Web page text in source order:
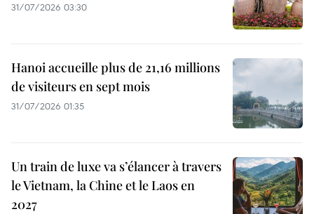
31/07/2026 03:30
Hanoi accueille plus de 21,16 millions
de visiteurs en sept mois ​
31/07/2026 01:35
Un train de luxe va s’élancer à travers
le Vietnam, la Chine et le Laos en
2027